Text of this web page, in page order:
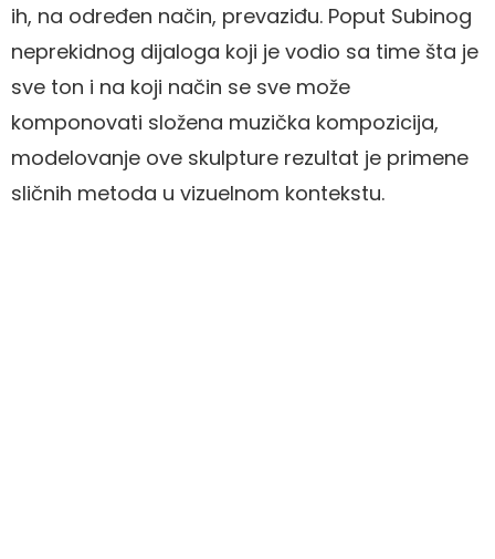
ih, na određen način, prevaziđu. Poput Subinog
neprekidnog dijaloga koji je vodio sa time šta je
sve ton i na koji način se sve može
komponovati složena muzička kompozicija,
modelovanje ove skulpture rezultat je primene
sličnih metoda u vizuelnom kontekstu.